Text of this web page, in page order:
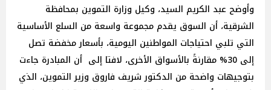
وأوضح عبد الكريم السيد، وكيل وزارة التموين بمحافظة
الشرقية، أن السوق يقدم مجموعة واسعة من السلع الأساسية
التي تلبي احتياجات المواطنين اليومية، بأسعار مخفضة تصل
إلى 30% مقارنةً بالأسواق الأخرى، لافتا إلى أن المبادرة جاءت
بتوجيهات واضحة من الدكتور شريف فاروق وزير التموين، الذي